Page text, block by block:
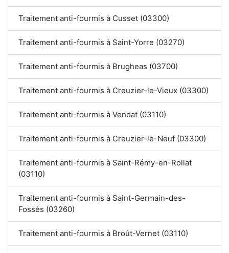
Traitement anti-fourmis à Cusset (03300)
Traitement anti-fourmis à Saint-Yorre (03270)
Traitement anti-fourmis à Brugheas (03700)
Traitement anti-fourmis à Creuzier-le-Vieux (03300)
Traitement anti-fourmis à Vendat (03110)
Traitement anti-fourmis à Creuzier-le-Neuf (03300)
Traitement anti-fourmis à Saint-Rémy-en-Rollat
(03110)
Traitement anti-fourmis à Saint-Germain-des-
Fossés (03260)
Traitement anti-fourmis à Broût-Vernet (03110)